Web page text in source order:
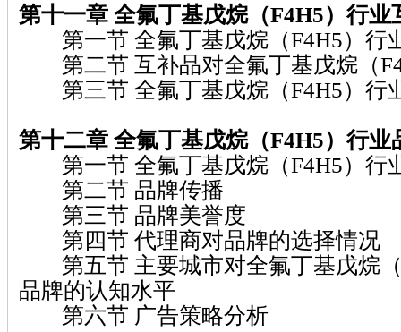
第十一章 全氟丁基戊烷（F4H5）行业
第一节 全氟丁基戊烷（F4H5）行
第二节 互补品对全氟丁基戊烷（
第三节 全氟丁基戊烷（F4H5）行
第十二章 全氟丁基戊烷（F4H5）行业
第一节 全氟丁基戊烷（F4H5）行
第二节 品牌传播
第三节 品牌美誉度
第四节 代理商对品牌的选择情况
第五节 主要城市对全氟丁基戊烷（
品牌的认知水平
第六节 广告策略分析